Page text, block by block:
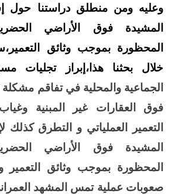
وعليه ومن منطلق دراستنا حول
المشيدة فوق الأراضي
المحظورة بموجب وثائق
خلال بحثنا هذا،إبراز تجليات
الجماعية والمحلية في تفاقم مشكلة
فوق العقارات غير المبنية
التعمير العملياتي و التطرق كذلك
المشيدة فوق الأراضي
المحظورة بموجب وثائق
صعوبات عملية تمس المشهد